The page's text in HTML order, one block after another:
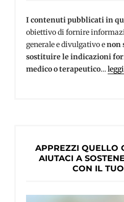
I contenuti pubblicati in
obiettivo di fornire
generale e divulgativo enon
sostituire le indicazioni
medico o terapeutico…
APPREZZI QUELLO
AIUTACI A
CON IL